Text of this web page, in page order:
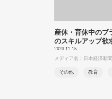
産休・育休中のブ
のスキルアップ欲
2020.11.15
メディア名：日本経済新
その他 教育